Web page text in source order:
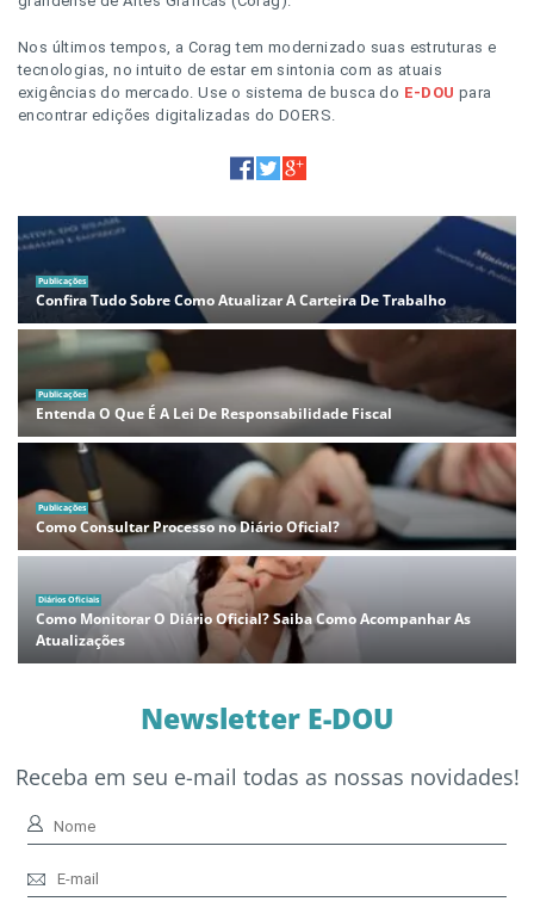
Nos últimos tempos, a Corag tem modernizado suas estruturas e
tecnologias, no intuito de estar em sintonia com as atuais
exigências do mercado. Use o sistema de busca do E-DOU para
encontrar edições digitalizadas do DOERS.
Publicações
Confira Tudo Sobre Como Atualizar A Carteira De Trabalho
Publicações
Entenda O Que É A Lei De Responsabilidade Fiscal
Publicações
Como Consultar Processo no Diário Oficial?
Diários Oficiais
Como Monitorar O Diário Oficial? Saiba Como Acompanhar As
Atualizações
Newsletter E-DOU
Receba em seu e-mail todas as nossas novidades!